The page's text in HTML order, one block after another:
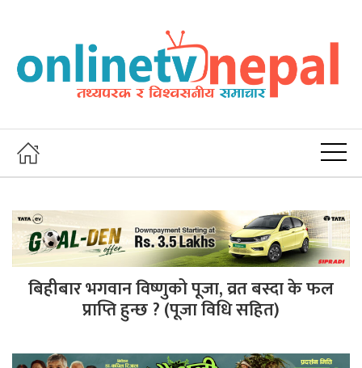
बिहीबार भगवान विष्णुको पूजा, व्रत बस्दा के फल
प्राप्ति हुन्छ ? (पूजा विधि सहित)